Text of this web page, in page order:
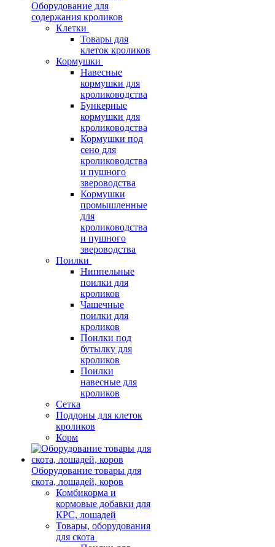
Оборудование для
содержания кроликов
Клетки
Товары для
клеток кроликов
Кормушки
Навесные
кормушки для
кролиководства
Бункерные
кормушки для
кролиководства
Кормушки под
сено для
кролиководства
и пушного
звероводства
Кормушки
промышленные
для
кролиководства
и пушного
звероводства
Поилки
Ниппельные
поилки для
кроликов
Чашечные
поилки для
кроликов
Поилки под
бутылку для
кроликов
Поилки
навесные для
кроликов
Сетка
Поддоны для клеток
кроликов
Корм
Оборудование товары для
скота, лошадей, коров
Комбикорма и
кормовые добавки для
КРС, лошадей
Товары, оборудования
для скота